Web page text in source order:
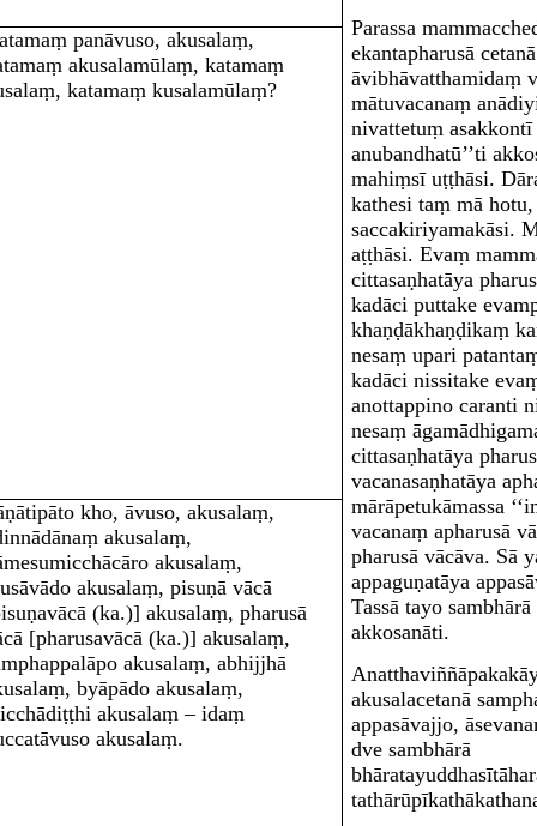
Parassa
ekantapharusā
āvibhāvatthamidaṃ
mātuvacanaṃ
nivattetuṃ asakkontī
anubandhatū’’ti
mahiṃsī uṭṭhāsi.
kathesi taṃ mā
saccakiriyamakāsi.
aṭṭhāsi. Evaṃ
cittasaṇhatāya
kadāci puttake
khaṇḍākhaṇḍikaṃ
nesaṃ upari
kadāci nissitake
anottappino caranti
nesaṃ
cittasaṇhatāya
vacanasaṇhatāya
mārāpetukāmassa
vacanaṃ apharusā
pharusā vācāva. Sā
appaguṇatāya
Tassā tayo
akkosanāti.
akusalacetanā
appasāvajjo,
dve sambhārā
panāvuso, akusalaṃ,
akusalamūlaṃ, katamaṃ
katamaṃ kusalamūlaṃ?
kho, āvuso, akusalaṃ,
akusalaṃ,
akusalaṃ,
akusalaṃ, pisuṇā vācā
(ka.)] akusalaṃ, pharusā
[pharusavācā (ka.)] akusalaṃ,
akusalaṃ, abhijjhā
byāpādo akusalaṃ,
akusalaṃ – idaṃ
akusalaṃ.